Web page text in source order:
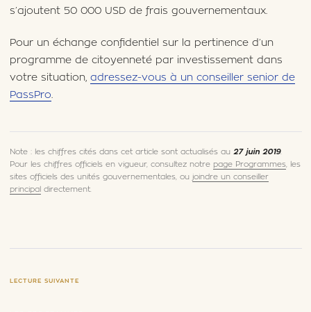
s’ajoutent 50 000 USD de frais gouvernementaux.
Pour un échange confidentiel sur la pertinence d’un
programme de citoyenneté par investissement dans
votre situation, adressez-vous à un conseiller senior de
PassPro
Note : les chiffres cités dans cet article sont actualisés au 27 juin 2019.
Pour les chiffres officiels en vigueur, consultez notre page Programmes, les
sites officiels des unités gouvernementales, ou joindre un conseiller
principal directement.
LECTURE SUIVANTE